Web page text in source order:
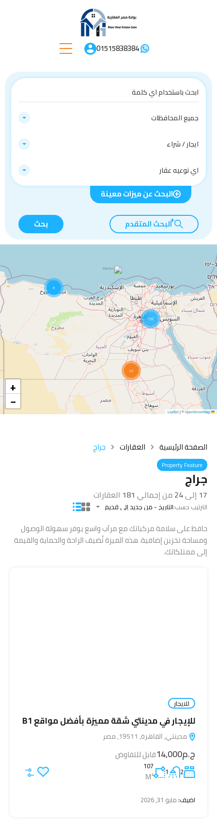
01515838384
جميع المحافظات
ايجار / شراء
اي نوعيه عقار
البحث عن ميزات معينة
البحث المتقدم بحث
6
132
42
+
−
Leaflet
|©OpenStreetMap
الصفحة الرئيسية العقارات جراج
Property Feature
جراج
17 إلى24من إجمالي 181 العقارات
الترتيب حسب:التاريخ - من جديد إلى قديم
حافظ على سلامة مركباتك مع مرآب واسع يوفر سهولة الوصول
ومساحة تخزين إضافية. هذه الميزة تُضيف الراحة والحماية والقيمة
إلى ممتلكاتك.
للايجار
للإيجار في مدينتي شقة مميزة بأفضل مواقع B1
مدينتي, القاهرة, 19511, مصر
ج.م14,000 قابل للتفاوض
2
1
107
M²
اضيف:مايو 31, 2026